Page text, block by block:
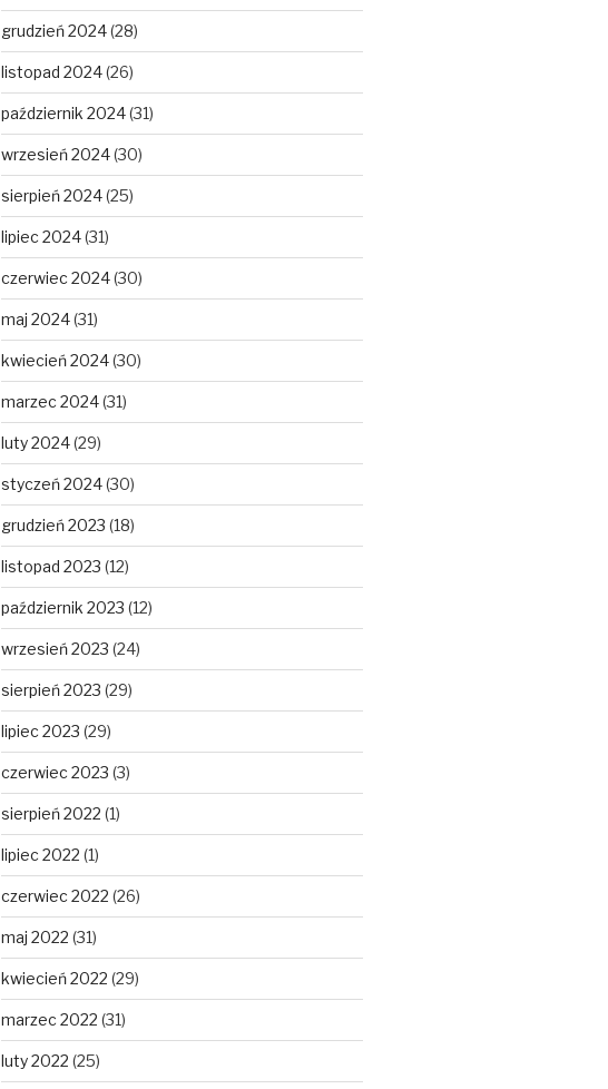
grudzień 2024(28)
listopad 2024(26)
październik 2024(31)
wrzesień 2024(30)
sierpień 2024(25)
lipiec 2024(31)
czerwiec 2024(30)
maj 2024(31)
kwiecień 2024(30)
marzec 2024(31)
luty 2024(29)
styczeń 2024(30)
grudzień 2023 (18)
listopad 2023 (12)
październik 2023 (12)
wrzesień 2023 (24)
sierpień 2023 (29)
lipiec 2023 (29)
czerwiec 2023 (3)
sierpień 2022 (1)
lipiec 2022 (1)
czerwiec 2022 (26)
maj 2022 (31)
kwiecień 2022 (29)
marzec 2022 (31)
luty 2022 (25)